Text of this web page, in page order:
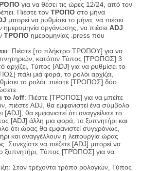
για να θέσει τις ώρες 12/24, από τον
Πιέστε τον ΤΡΟΠΟστο μήνα
μπορεί να ρυθμίσει το μήνα, να πιέσει
ημερομηνία οργάνωσης, να πιέσει ADJ
ΤΡΌΠΟημερομηνίας .press που
: Πιέστε [το πλήκτρο ΤΡΟΠΟΥ] για να
κατόπιν Τύπος [ΤΡΟΠΟΣ] 3
αρχίζει, Τύπος [ADJ] για να ρυθμίσει το
πάλι μιά φορά, το ρολόι αρχίζει,
το ρολόι. πιέστε [ΤΡΟΠΟΣ] δύο
το /off: Πιέστε [ΤΡΟΠΟΣ] για να μπείτε
πιέστε ADJ, θα εμφανιστεί ένα σύμβολο
θα εμφανιστεί ότι αναγγείλετε το
[ADJ] άλλη μια φορά, το ξυπνητήρι και
ότι ώρας θα εμφανιστεί συγχρόνως,
και αναγγέλλουν η λειτουργία ώρας
Συνεχίστε να πιέζετε [ADJ] μπορεί να
το ξυπνητήρι, Τύπος [ΤΡΌΠΟΣ] για να
Στον τρέχοντα τρόπο ρολογιών, Τύπος